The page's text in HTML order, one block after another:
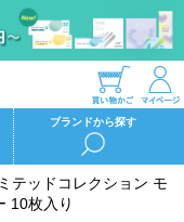
ブランドから探す
テッドコレクション モ
10枚入り